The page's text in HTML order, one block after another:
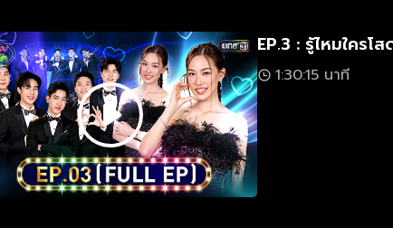
EP.3 : รู้ไหมใครโ
1:30:15 นาที